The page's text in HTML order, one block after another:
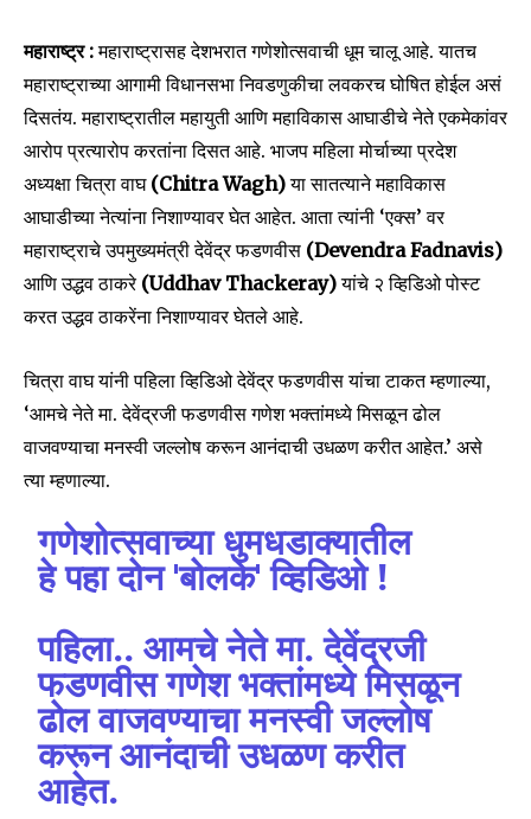
Join our community of
SUBSCRIBERS and be part of the
महाराष्ट्र :महाराष्ट्रासह देशभरात गणेशोत्सवाची धूम चालू आहे. यातच
महाराष्ट्राच्या आगामी विधानसभा निवडणुकीचा लवकरच घोषित होईल असं
दिसतंय. महाराष्ट्रातील महायुती आणि महाविकास आघाडीचे नेते एकमेकांवर
आरोप प्रत्यारोप करतांना दिसत आहे. भाजप महिला मोर्चाच्या प्रदेश
अध्यक्षा चित्रा वाघ (Chitra Wagh)या सातत्याने महाविकास
आघाडीच्या नेत्यांना निशाण्यावर घेत आहेत. आता त्यांनी ‘एक्स’ वर
महाराष्ट्राचे उपमुख्यमंत्री देवेंद्र फडणवीस (Devendra Fadnavis)
आणि उद्धव ठाकरे (Uddhav Thackeray)यांचे २ व्हिडिओ पोस्ट
करत उद्धव ठाकरेंना निशाण्यावर घेतले आहे.
चित्रा वाघ यांनी पहिला व्हिडिओ देवेंद्र फडणवीस यांचा टाकत म्हणाल्या,
‘आमचे नेते मा. देवेंद्रजी फडणवीस गणेश भक्तांमध्ये मिसळून ढोल
वाजवण्याचा मनस्वी जल्लोष करून आनंदाची उधळण करीत आहेत.’ असे
त्या म्हणाल्या.
गणेशोत्सवाच्या धुमधडाक्यातील
हे पहा दोन 'बोलके' व्हिडिओ !
पहिला.. आमचे नेते मा. देवेंद्रजी
फडणवीस गणेश भक्तांमध्ये मिसळून
ढोल वाजवण्याचा मनस्वी जल्लोष
करून आनंदाची उधळण करीत
आहेत.